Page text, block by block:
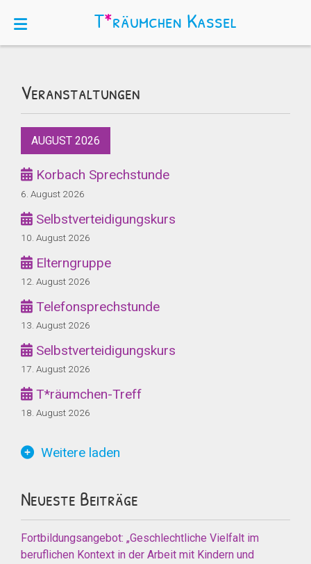
Veranstaltungen
AUGUST 2026
Korbach Sprechstunde
6. August 2026
Selbstverteidigungskurs
10. August 2026
Elterngruppe
12. August 2026
Telefonsprechstunde
13. August 2026
Selbstverteidigungskurs
17. August 2026
T*räumchen-Treff
18. August 2026
Weitere laden
Neueste Beiträge
Fortbildungsangebot: „Geschlechtliche Vielfalt im
beruflichen Kontext in der Arbeit mit Kindern und
T*räumchen Kassel